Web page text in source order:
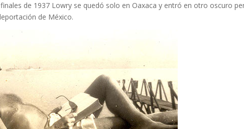
de 1937 Lowry se quedó solo en Oaxaca y entró en otro oscuro
de México.